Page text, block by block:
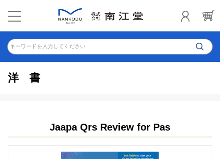
キーワードを入力してください
洋書
Jaapa Qrs Review for Pas